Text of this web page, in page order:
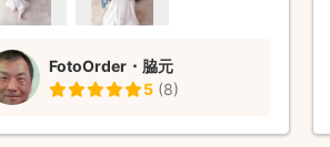
FotoOrder・脇元
5 (8)